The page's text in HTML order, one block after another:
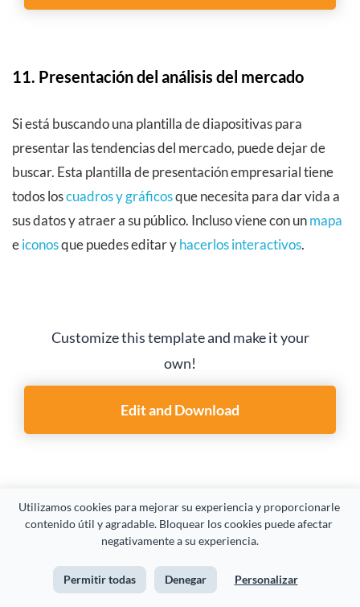
Utilizamos cookies para mejorar su experiencia y proporcionarle
contenido útil y agradable. Bloquear los cookies puede afectar
negativamente a su experiencia.
Permitir todas Denegar Personalizar
11. Presentación del análisis del mercado
Si está buscando una plantilla de diapositivas para
presentar las tendencias del mercado, puede dejar de
buscar. Esta plantilla de presentación empresarial tiene
todos loscuadros y gráficosque necesita para dar vida a
sus datos y atraer a su público. Incluso viene con unmapa
eiconosque puedes editar yhacerlos interactivos.
Customize this template and make it your
own!
Edit and Download
12. Presentación del informe anual de
actividades
Esta plantilla de presentación empresarial tiene un diseño
limpio y corporativo. Es ideal para presentar los datos de